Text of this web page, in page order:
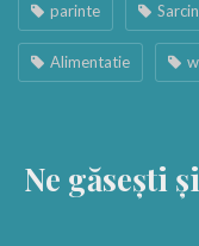
parinte
Alimentatie
Ne găsești